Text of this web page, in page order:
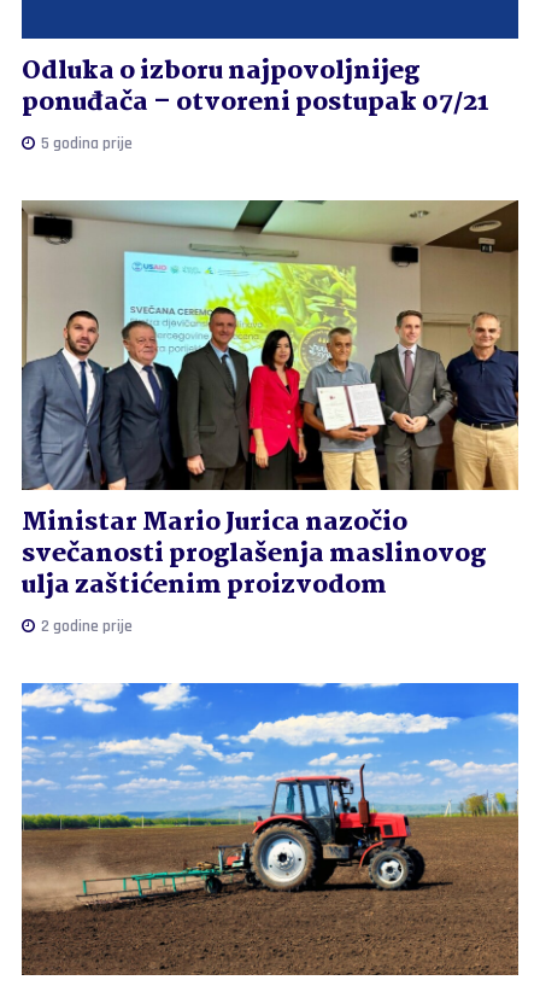
Odluka o izboru najpovoljnijeg
ponuđača – otvoreni postupak 07/21
5 godina prije
Ministar Mario Jurica nazočio
svečanosti proglašenja maslinovog
ulja zaštićenim proizvodom
2 godine prije